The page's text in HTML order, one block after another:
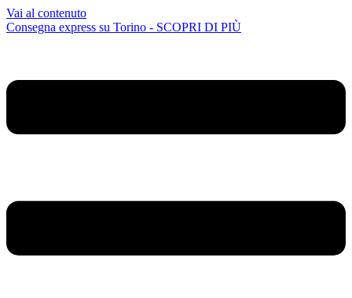
Vai al contenuto
Consegna express su Torino - SCOPRI DI PIÙ